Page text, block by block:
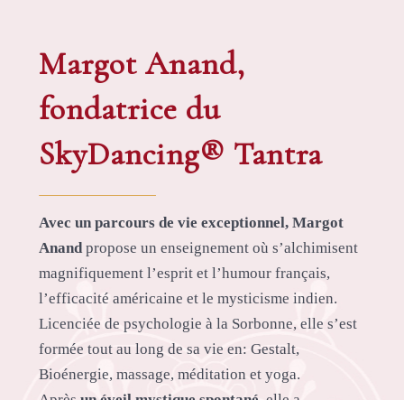
Margot Anand,
fondatrice du
SkyDancing® Tantra
Avec un parcours de vie exceptionnel, Margot
Anandpropose un enseignement où s’alchimisent
magnifiquement l’esprit et l’humour français,
l’efficacité américaine et le mysticisme indien.
Licenciée de psychologie à la Sorbonne, elle s’est
formée tout au long de sa vie en: Gestalt,
Bioénergie, massage, méditation et yoga.